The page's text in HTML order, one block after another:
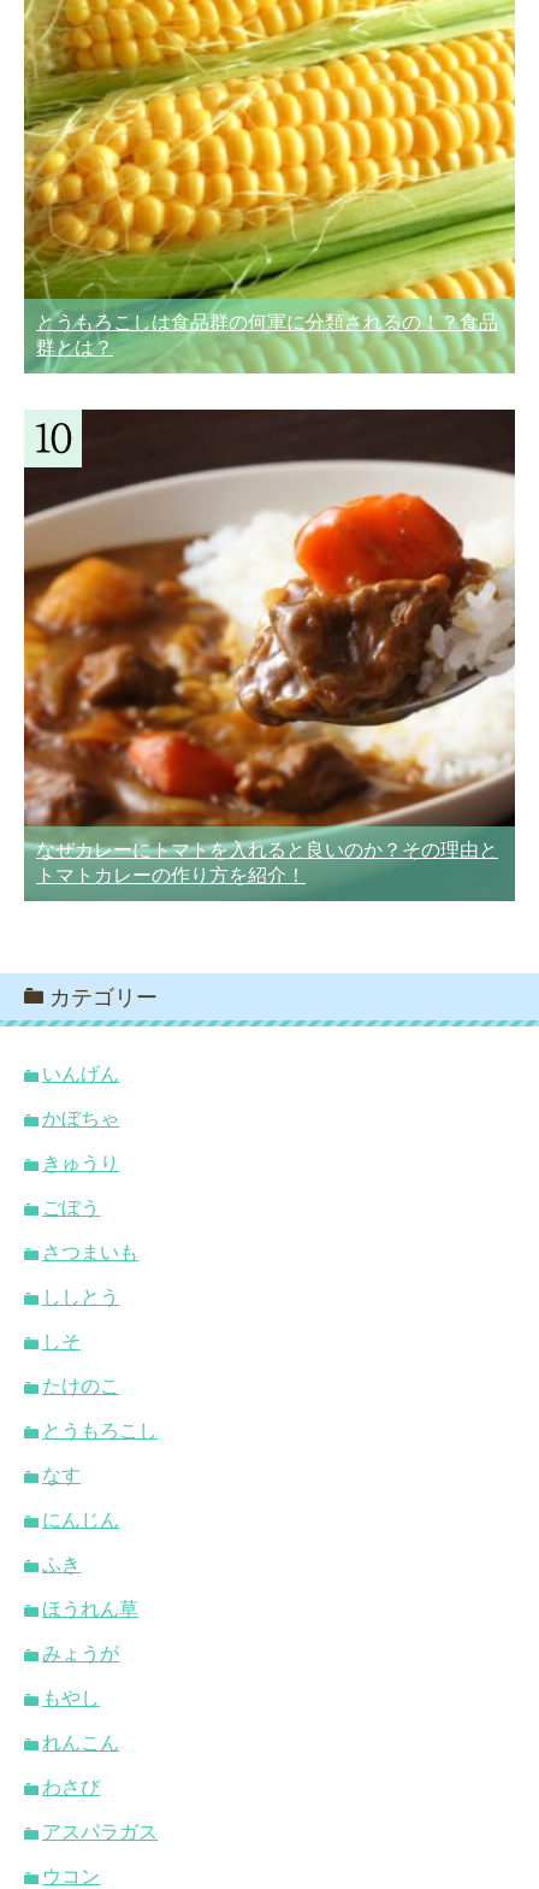
とうもろこしは食品群の何軍に分類されるの！？食品
群とは？
なぜカレーにトマトを入れると良いのか？その理由と
トマトカレーの作り方を紹介！
カテゴリー
いんげん
かぼちゃ
きゅうり
ごぼう
さつまいも
ししとう
しそ
たけのこ
とうもろこし
なす
にんじん
ふき
ほうれん草
みょうが
もやし
れんこん
わさび
アスパラガス
ウコン